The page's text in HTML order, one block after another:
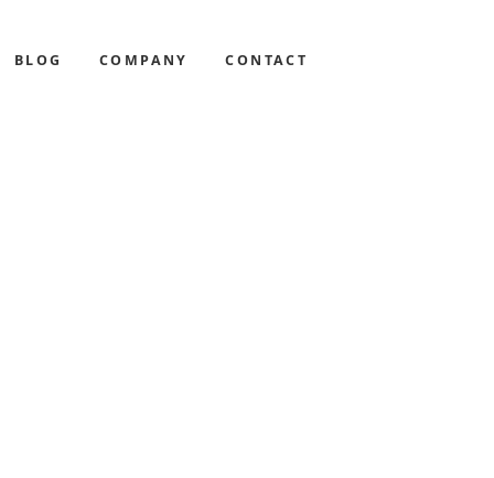
BLOG COMPANY CONTACT